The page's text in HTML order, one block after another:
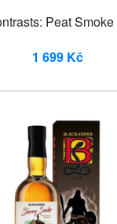
Peat
1 699 Kč